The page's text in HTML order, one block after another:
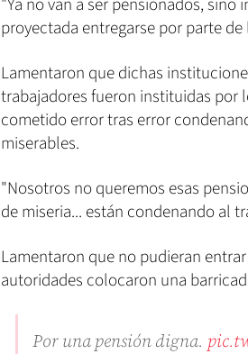
"Ya no van a ser pensionados,
proyectada entregarse por parte
Lamentaron que dichas
trabajadores fueron instituidas por
cometido error tras error
miserables.
"Nosotros no queremos esas
de miseria... están condenando al
Lamentaron que no pudieran
autoridades colocaron una
Por una pensión digna.